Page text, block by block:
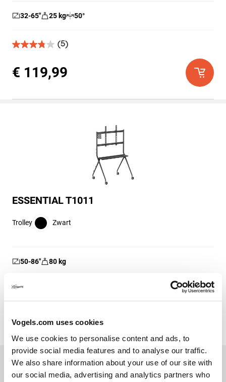
Vogels.com uses cookies
We use cookies to personalise content and ads, to
provide social media features and to analyse our traffic.
We also share information about your use of our site with
our social media, advertising and analytics partners who
32-65″ 25 kg 50°
(5)
3.8
de
5
5
€ 119,99
ESSENTIAL T1011
Trolley Zwart
50-86″ 80 kg
van
5
1
beoordeling
€ 199,00